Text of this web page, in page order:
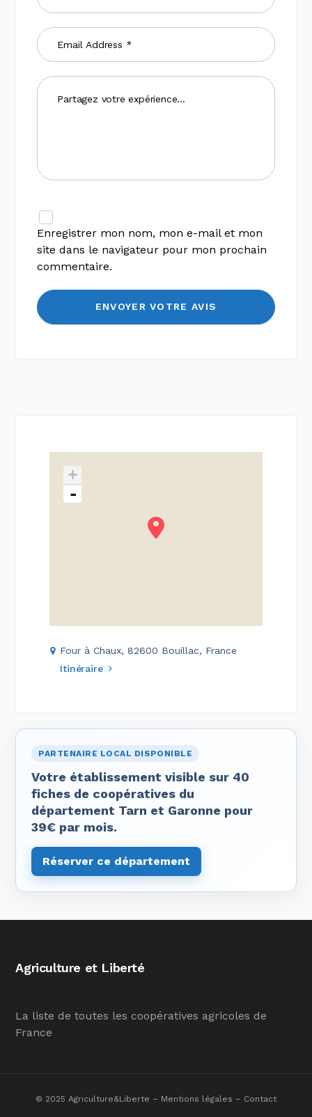
Enregistrer mon nom, mon e-mail et mon
site dans le navigateur pour mon prochain
commentaire.
+
-
Four à Chaux, 82600 Bouillac, France
Itinéraire
PARTENAIRE LOCAL DISPONIBLE
Votre établissement visible sur 40
fiches de coopératives du
département Tarn et Garonne pour
39€ par mois.
Réserver ce département
Agriculture et Liberté
La liste de toutes les coopératives agricoles de
France
© 2025 Agriculture&Liberte – Mentions légales – Contact